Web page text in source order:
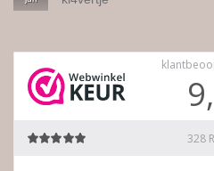
Gepersonaliseerde
Babydekens
van
kl4vertje